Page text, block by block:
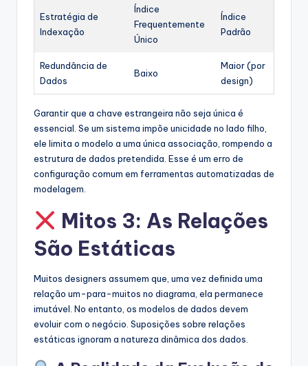
Estratégia de
Indexação
Índice
Frequentemente
Único
Índice
Padrão
Redundância de
Dados
Baixo
Maior (por
design)
Garantir que a chave estrangeira não seja única é
essencial. Se um sistema impõe unicidade no lado filho,
ele limita o modelo a uma única associação, rompendo a
estrutura de dados pretendida. Esse é um erro de
configuração comum em ferramentas automatizadas de
modelagem.
Mitos 3: As Relações
São Estáticas
Muitos designers assumem que, uma vez definida uma
relação um-para-muitos no diagrama, ela permanece
imutável. No entanto, os modelos de dados devem
evoluir com o negócio. Suposições sobre relações
estáticas ignoram a natureza dinâmica dos dados.